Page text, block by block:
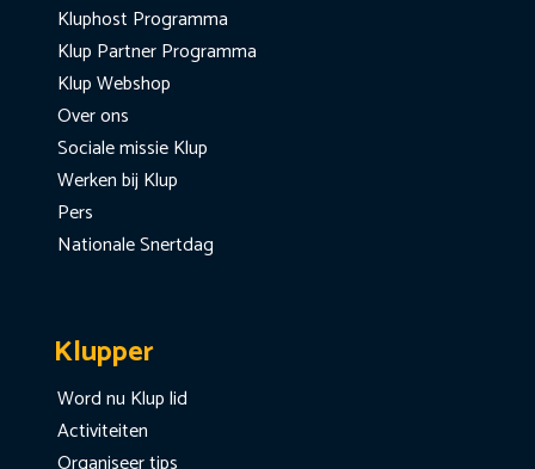
Kluphost Programma
Klup Partner Programma
Klup Webshop
Over ons
Sociale missie Klup
Werken bij Klup
Pers
Nationale Snertdag
Klupper
Word nu Klup lid
Activiteiten